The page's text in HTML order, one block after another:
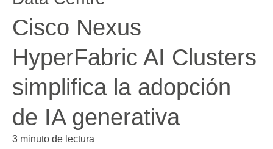
Cisco Nexus
HyperFabric AI Clusters
simplifica la adopción
de IA generativa
3 minuto de lectura